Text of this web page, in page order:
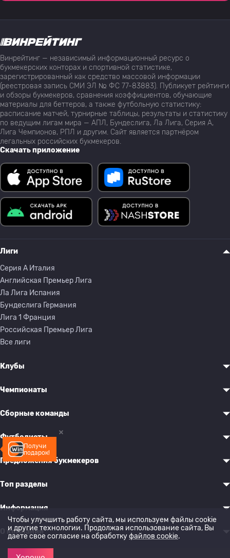
Получи
подарок!
Винрейтинг — независимый информационный ресурс о
букмекерских конторах и спортивной статистике,
зарегистрированный как средство массовой информации
(реестровая запись СМИ ЭЛ № ФС 77-83883). Публикует рейтинги
и обзоры букмекеров, сравнения коэффициентов, обучающие
материалы для беттеров, а также футбольную статистику:
расписание матчей, турнирные таблицы, результаты и статистику
по ведущим лигам мира — АПЛ, Бундеслига, Ла Лига, Серия А,
Лига Чемпионов, РПЛ и другим. Сайт является партнёром
легальных российских букмекеров.
Скачать приложение
Лиги
Серия A Италия
Английская Премьер Лига
Ла Лига Испания
Бундеслига Германия
Лига 1 Франция
Российская Премьер Лига
Все лиги
Клубы
Чемпионаты
Сборные команды
Футболисты
Предложения букмекеров
Топ разделы
Информация
О компании
Чтобы улучшить работу сайта, мы используем файлы cookie
и другие технологии. Продолжая использование сайта, Вы
даете свое согласие на обработкуфайлов cookie.